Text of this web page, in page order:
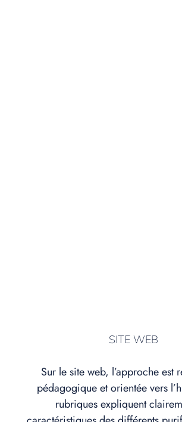
SITE WEB
Sur le site web, l’approche est
pédagogique et orientée vers
rubriques expliquent